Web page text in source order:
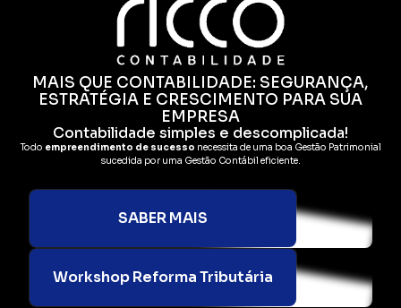
MAIS QUE CONTABILIDADE: SEGURANÇA,
ESTRATÉGIA E CRESCIMENTO PARA SUA
EMPRESA
Contabilidade simples e descomplicada!
Todo empreendimento de sucesso necessita de uma boa Gestão Patrimonial
sucedida por uma Gestão Contábil eficiente.
SABER MAIS
Workshop Reforma Tributária